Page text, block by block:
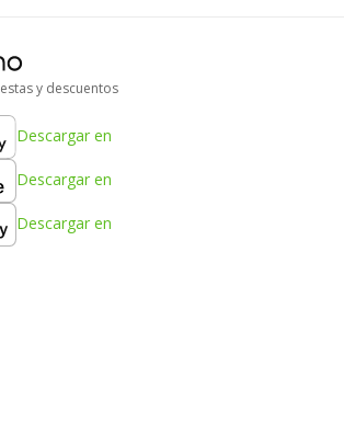
y descuentos
Descargar en
Descargar en
Descargar en